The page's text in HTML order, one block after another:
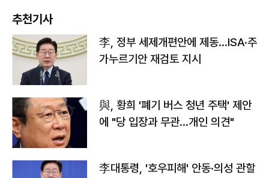
추천기사
李, 정부 세제개편안에 제동…ISA·주
가누르기안 재검토 지시
與, 황희 '폐기 버스 청년 주택' 제안
에 "당 입장과 무관…개인 의견"
李대통령, '호우피해' 안동·의성 관할